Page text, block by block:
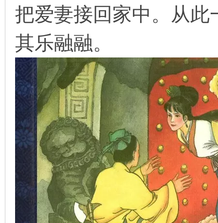
把爱妻接回家中。从
其乐融融。